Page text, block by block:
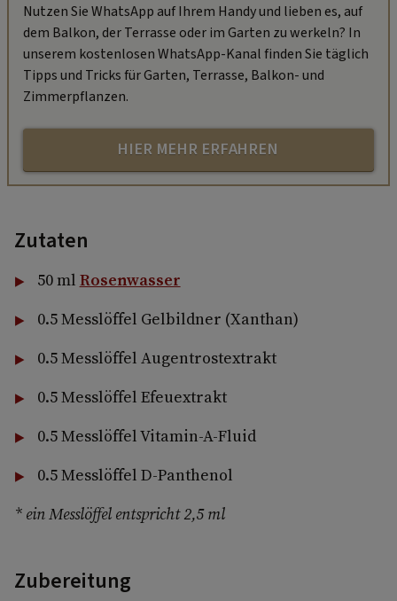
Nutzen Sie WhatsApp auf Ihrem Handy und lieben es, auf
dem Balkon, der Terrasse oder im Garten zu werkeln? In
unserem kostenlosen WhatsApp-Kanal finden Sie täglich
Tipps und Tricks für Garten, Terrasse, Balkon- und
Zimmerpflanzen.
HIER MEHR ERFAHREN
Zutaten
50 ml Rosenwasser
0.5 Messlöffel Gelbildner (Xanthan)
0.5 Messlöffel Augentrostextrakt
0.5 Messlöffel Efeuextrakt
0.5 Messlöffel Vitamin-A-Fluid
0.5 Messlöffel D-Panthenol
* ein Messlöffel entspricht 2,5 ml
Zubereitung